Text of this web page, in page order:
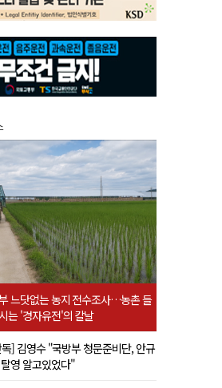
느닷없는 농지 전수조사…농촌 들
는 '경자유전'의 칼날
] 김영수 "국방부 청문준비단, 안규
영 알고있었다"